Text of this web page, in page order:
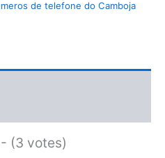
de telefone do Camboja
(3 votes)